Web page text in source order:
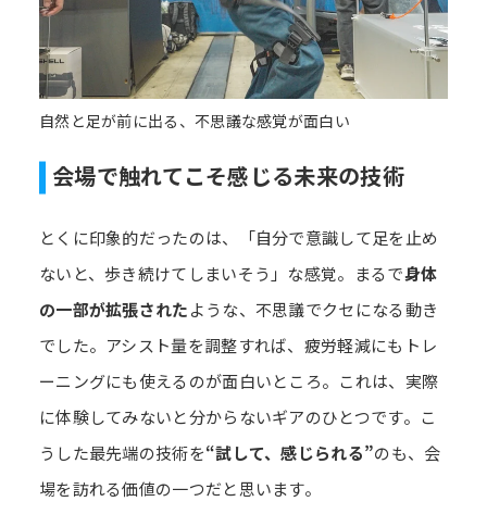
自然と足が前に出る、不思議な感覚が面白い
会場で触れてこそ感じる未来の技術
とくに印象的だったのは、「自分で意識して足を止め
ないと、歩き続けてしまいそう」な感覚。まるで身体
の一部が拡張されたような、不思議でクセになる動き
でした。アシスト量を調整すれば、疲労軽減にもトレ
ーニングにも使えるのが面白いところ。これは、実際
に体験してみないと分からないギアのひとつです。こ
うした最先端の技術を“試して、感じられる”のも、会
場を訪れる価値の一つだと思います。